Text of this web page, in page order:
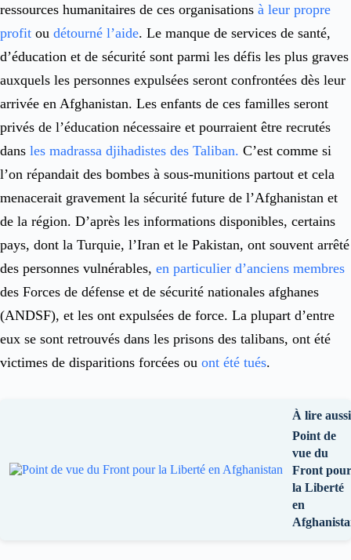
ressources humanitaires de ces organisations à leur propre
profit ou détourné l’aide. Le manque de services de santé,
d’éducation et de sécurité sont parmi les défis les plus graves
auxquels les personnes expulsées seront confrontées dès leur
arrivée en Afghanistan. Les enfants de ces familles seront
privés de l’éducation nécessaire et pourraient être recrutés
dans les madrassa djihadistes des Taliban. C’est comme si
l’on répandait des bombes à sous-munitions partout et cela
menacerait gravement la sécurité future de l’Afghanistan et
de la région. D’après les informations disponibles, certains
pays, dont la Turquie, l’Iran et le Pakistan, ont souvent arrêté
des personnes vulnérables, en particulier d’anciens membres
des Forces de défense et de sécurité nationales afghanes
(ANDSF), et les ont expulsées de force. La plupart d’entre
eux se sont retrouvés dans les prisons des talibans, ont été
victimes de disparitions forcées ou ont été tués.
À lire aussi
Point de
vue du
Front pour
la Liberté
en